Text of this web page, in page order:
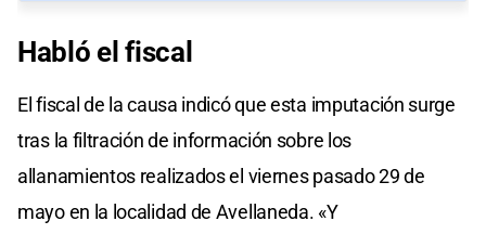
Habló el fiscal
El fiscal de la causa indicó que esta imputación surge
tras la filtración de información sobre los
allanamientos realizados el viernes pasado 29 de
mayo en la localidad de Avellaneda. «Y